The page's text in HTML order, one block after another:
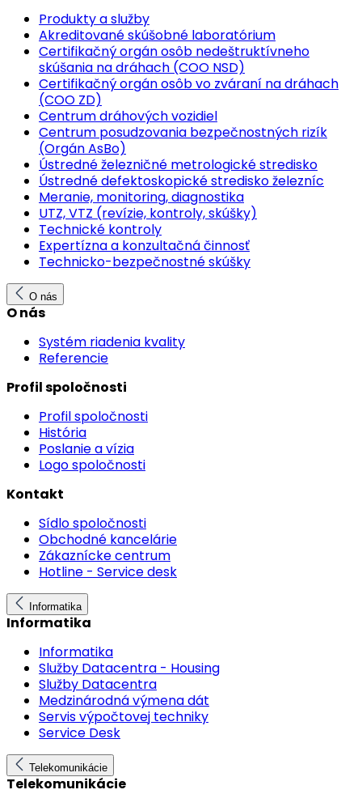
Produkty a služby
Akreditované skúšobné laboratórium
Certifikačný orgán osôb nedeštruktívneho
skúšania na dráhach (COO NSD)
Certifikačný orgán osôb vo zváraní na dráhach
(COO ZD)
Centrum dráhových vozidiel
Centrum posudzovania bezpečnostných rizík
(Orgán AsBo)
Ústredné železničné metrologické stredisko
Ústredné defektoskopické stredisko železníc
Meranie, monitoring, diagnostika
UTZ, VTZ (revízie, kontroly, skúšky)
Technické kontroly
Expertízna a konzultačná činnosť
Technicko-bezpečnostné skúšky
O nás
O nás
Systém riadenia kvality
Referencie
Profil spoločnosti
Profil spoločnosti
História
Poslanie a vízia
Logo spoločnosti
Kontakt
Sídlo spoločnosti
Obchodné kancelárie
Zákaznícke centrum
Hotline - Service desk
Informatika
Informatika
Informatika
Služby Datacentra - Housing
Služby Datacentra
Medzinárodná výmena dát
Servis výpočtovej techniky
Service Desk
Telekomunikácie
Telekomunikácie